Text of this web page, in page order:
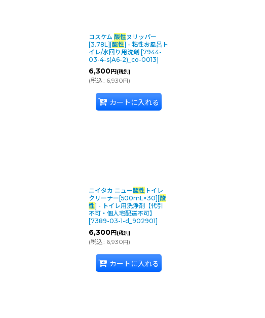
コスケム 酸性ヌリッパー
[3.78L][酸性] - 粘性お風呂ト
イレ/水回り用洗剤 [7944-
03-4-s(A6-2)_co-0013]
6,300円 (税別)
(税込: 6,930円)
カートに入れる
ニイタカ ニュー酸性トイレ
クリーナー[500mL×30][酸
性] - トイレ用洗浄剤【代引
不可・個人宅配送不可】
[7389-03-1-d_902901]
6,300円 (税別)
(税込: 6,930円)
カートに入れる